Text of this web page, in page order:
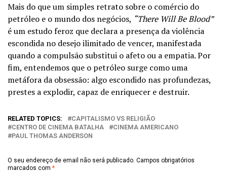
Mais do que um simples retrato sobre o comércio do
petróleo e o mundo dos negócios, “There Will Be Blood”
é um estudo feroz que declara a presença da violência
escondida no desejo ilimitado de vencer, manifestada
quando a compulsão substitui o afeto ou a empatia. Por
fim, entendemos que o petróleo surge como uma
metáfora da obsessão: algo escondido nas profundezas,
prestes a explodir, capaz de enriquecer e destruir.
RELATED TOPICS:
CAPITALISMO VS RELIGIÃO
CENTRO DE CINEMA BATALHA
CINEMA AMERICANO
PAUL THOMAS ANDERSON
O seu endereço de email não será publicado. Campos obrigatórios
marcados com *